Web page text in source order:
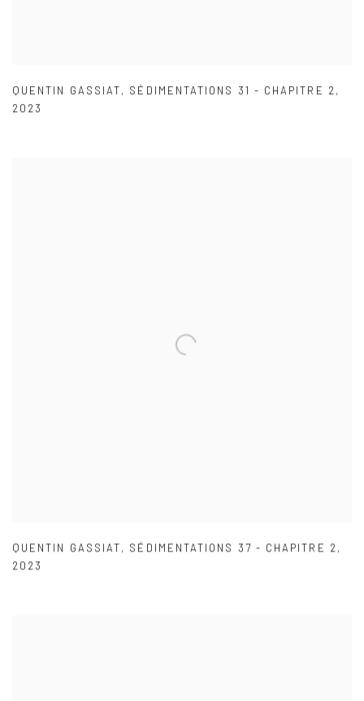
QUENTIN GASSIAT, SÉDIMENTATIONS 31 - CHAPITRE 2,
2023
QUENTIN GASSIAT, SÉDIMENTATIONS 37 - CHAPITRE 2,
2023